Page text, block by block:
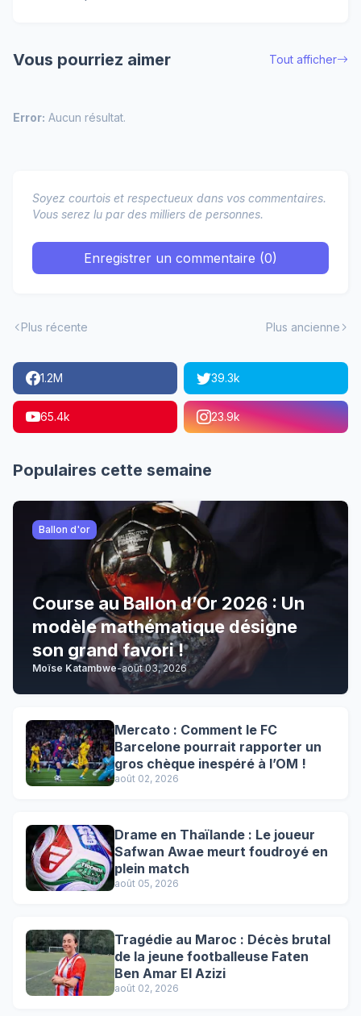
Vous pourriez aimer Tout afficher
Error: Aucun résultat.
Soyez courtois et respectueux dans vos commentaires.
Vous serez lu par des milliers de personnes.
Enregistrer un commentaire (0)
Plus récente Plus ancienne
1.2M 39.3k
65.4k 23.9k
Populaires cette semaine
Ballon d'or
Course au Ballon d’Or 2026 : Un
modèle mathématique désigne
son grand favori !
Moïse Katambwe-août 03, 2026
Mercato : Comment le FC
Barcelone pourrait rapporter un
gros chèque inespéré à l’OM !
août 02, 2026
Drame en Thaïlande : Le joueur
Safwan Awae meurt foudroyé en
plein match
août 05, 2026
Tragédie au Maroc : Décès brutal
de la jeune footballeuse Faten
Ben Amar El Azizi
août 02, 2026